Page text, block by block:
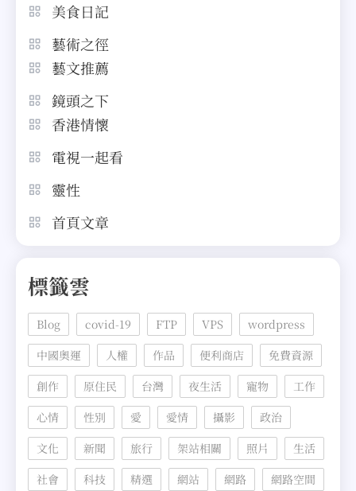
美食日記
藝術之徑
藝文推薦
鏡頭之下
香港情懷
電視一起看
靈性
首頁文章
標籤雲
Blog covid-19 FTP VPS
wordpress
中國奧運
人權 作品 便利商店
免費資源
創作
原住民 台灣 夜生活 寵物
工作
心情
性別 愛 愛情 攝影
政治
文化
新聞 旅行 架站相關 照片
生活
社會
科技 精選 網站 網路 網路空間